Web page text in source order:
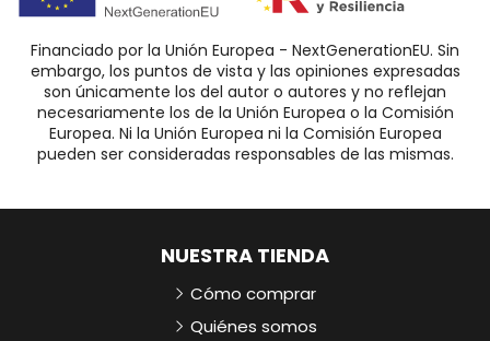
Financiado por la Unión Europea - NextGenerationEU. Sin
embargo, los puntos de vista y las opiniones expresadas
son únicamente los del autor o autores y no reflejan
necesariamente los de la Unión Europea o la Comisión
Europea. Ni la Unión Europea ni la Comisión Europea
pueden ser consideradas responsables de las mismas.
NUESTRA TIENDA
Cómo comprar
Quiénes somos